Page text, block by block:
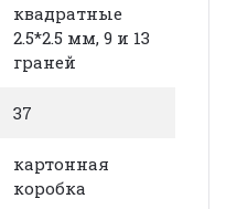
квадратные
2.5*2.5 мм, 9 и 13
граней
37
картонная
коробка